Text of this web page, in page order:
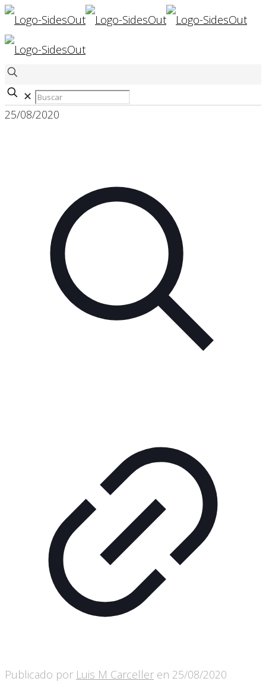
✕
25/08/2020
Publicado por Luis M Carceller en 25/08/2020